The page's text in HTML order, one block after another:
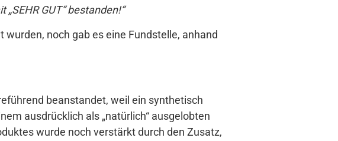
GUT“ bestanden!“
noch gab es eine Fundstelle, anhand
beanstandet, weil ein synthetisch
ausdrücklich als „natürlich“ ausgelobten
wurde noch verstärkt durch den Zusatz,